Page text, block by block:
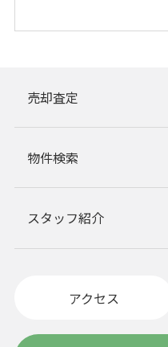
売却査定
物件検索
スタッフ紹介
アクセス